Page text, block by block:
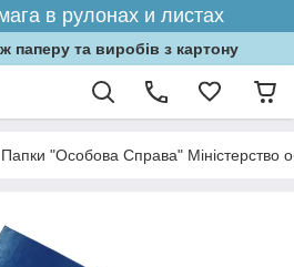
в рулонах и листах
паперу та виробів з картону
Папки "Особова Справа" Міністерство